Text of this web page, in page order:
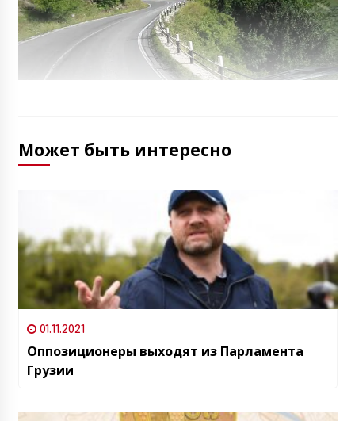
Может быть интересно
01.11.2021
Оппозиционеры выходят из Парламента
Грузии